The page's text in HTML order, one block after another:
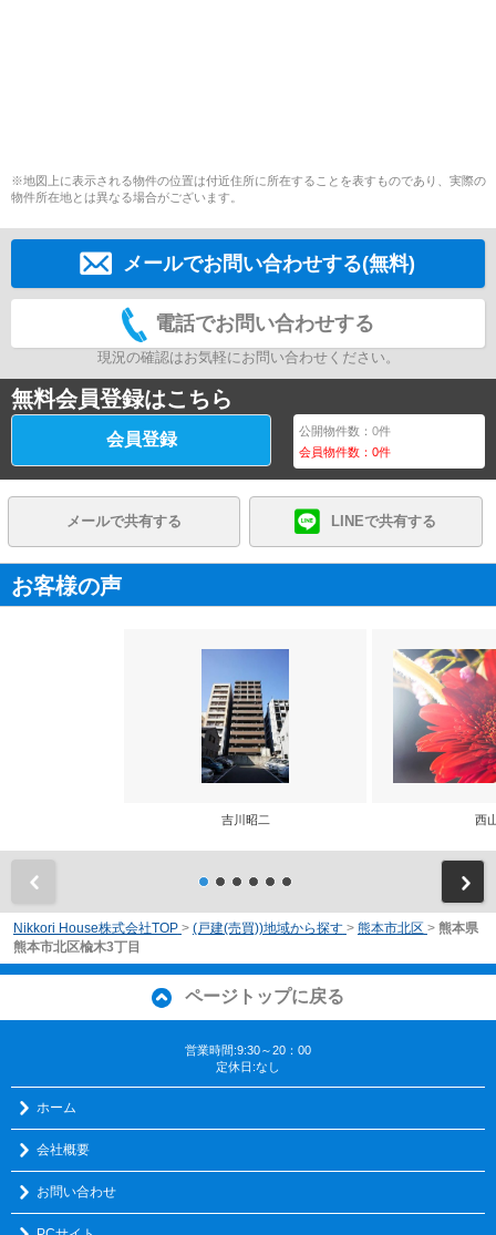
※地図上に表示される物件の位置は付近住所に所在することを表すものであり、実際の
物件所在地とは異なる場合がございます。
メールでお問い合わせする(無料)
電話でお問い合わせする
現況の確認はお気軽にお問い合わせください。
無料会員登録はこちら
会員登録 公開物件数：0件
会員物件数：0件
メールで共有する LINEで共有する
お客様の声
吉川昭二 西
Nikkori House株式会社TOP > (戸建(売買))地域から探す > 熊本市北区 > 熊本県
熊本市北区楡木3丁目
ページトップに戻る
営業時間:9:30～20：00
定休日:なし
ホーム
会社概要
お問い合わせ